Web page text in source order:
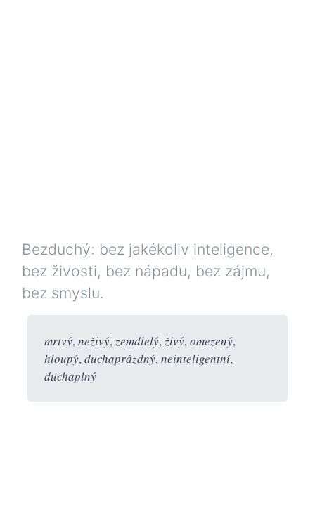
Bezduchý: bez jakékoliv inteligence,
bez živosti, bez nápadu, bez zájmu,
bez smyslu.
mrtvý,neživý,zemdlelý,živý,omezený,
hloupý,duchaprázdný,neinteligentní,
duchaplný